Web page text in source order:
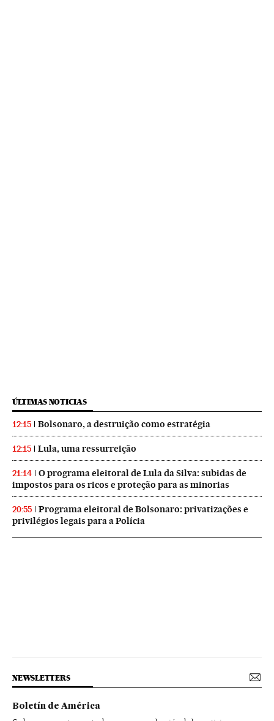
ÚLTIMAS NOTICIAS
12:15 Bolsonaro, a destruição como estratégia
12:15 Lula, uma ressurreição
21:14
O programa eleitoral de Lula da Silva: subidas de
impostos para os ricos e proteção para as minorias
20:55
Programa eleitoral de Bolsonaro: privatizações e
privilégios legais para a Polícia
NEWSLETTERS
Boletín de América